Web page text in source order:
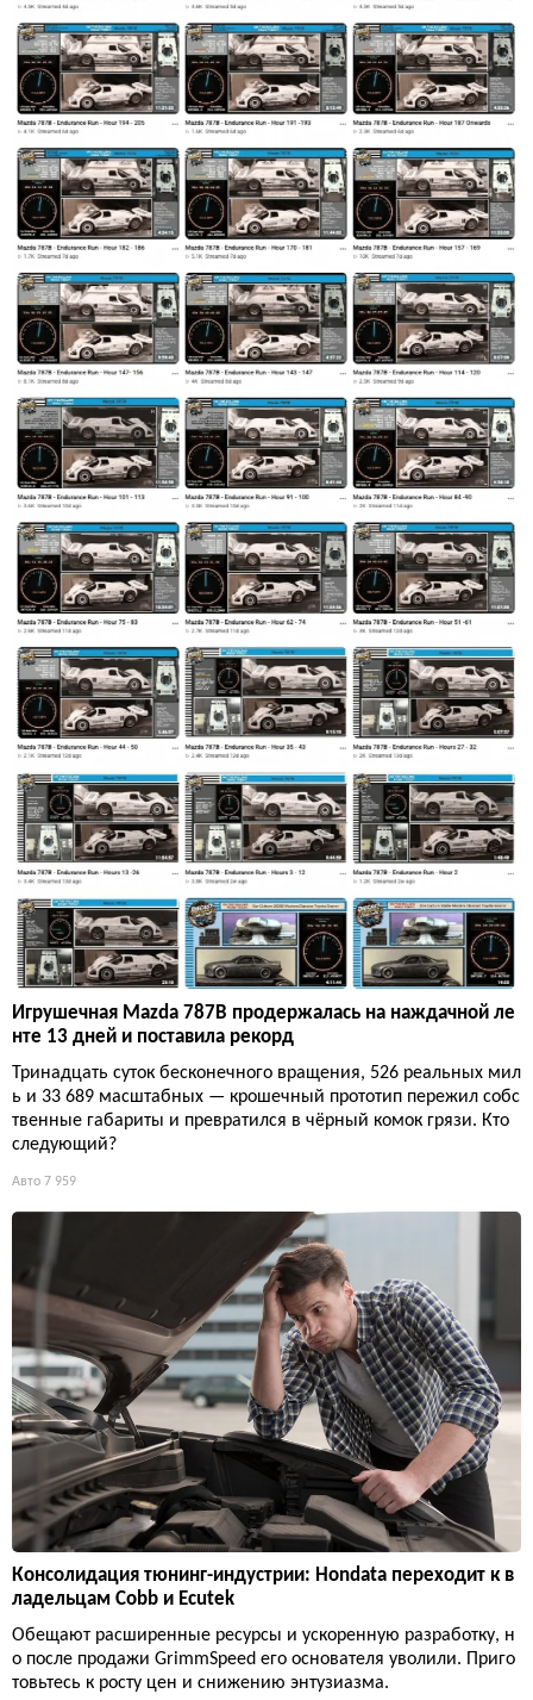
Игрушечная Mazda 787B продержалась на наждачной ле
нте 13 дней и поставила рекорд
Тринадцать суток бесконечного вращения, 526 реальных мил
ь и 33 689 масштабных — крошечный прототип пережил собс
твенные габариты и превратился в чёрный комок грязи. Кто
следующий?
Авто 7 959
Консолидация тюнинг-индустрии: Hondata переходит к в
ладельцам Cobb и Ecutek
Обещают расширенные ресурсы и ускоренную разработку, н
о после продажи GrimmSpeed его основателя уволили. Приго
товьтесь к росту цен и снижению энтузиазма.